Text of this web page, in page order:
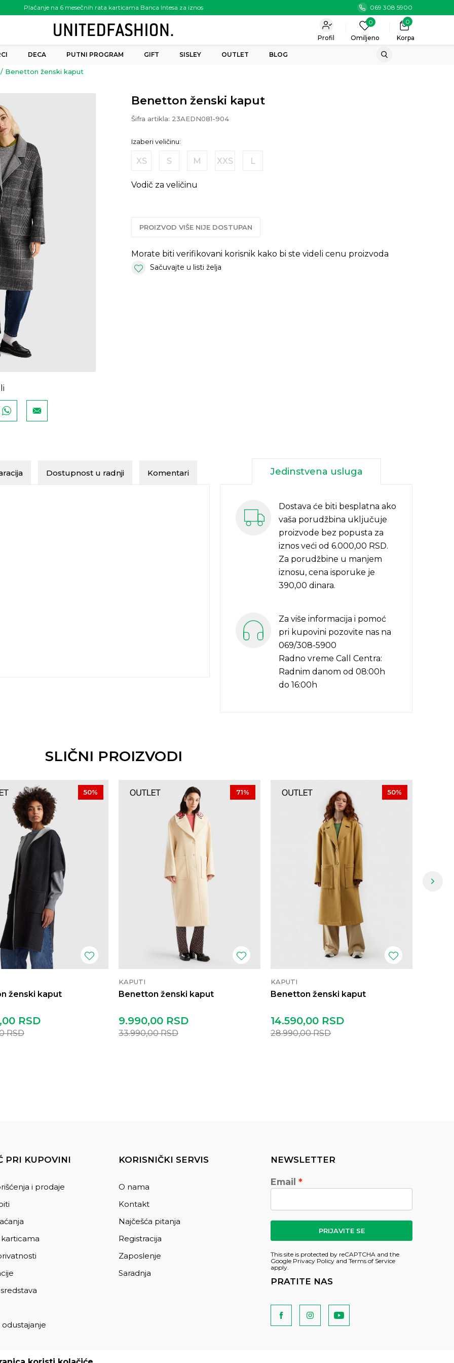
Plaćanje na 6 mesečnih rata karticama Banca Intesa za iznos
preko 6.000.00 rsd
069 308 5900
Korpa
0
0
Omiljeno
Profil
DECA PUTNI PROGRAM GIFT SISLEY OUTLET BLOG
Benetton ženski kaput
Benetton ženski kaput
Šifra artikla: 23AEDN081-904
Izaberi veličinu:
XS S M XXS L
Vodič za veličinu
PROIZVOD VIŠE NIJE DOSTUPAN
Morate biti verifikovani korisnik kako bi ste videli cenu proizvoda
Sačuvajte u listi želja
Dostupnost u radnji Komentari Jedinstvena usluga
Dostava će biti besplatna ako
vaša porudžbina uključuje
proizvode bez popusta za
iznos veći od 6.000,00 RSD.
Za porudžbine u manjem
iznosu, cena isporuke je
390,00 dinara.
Za više informacija i pomoć
pri kupovini pozovite nas na
069/308-5900
Radno vreme Call Centra:
Radnim danom od 08:00h
do 16:00h
SLIČNI PROIZVODI
50%
ženski kaput
RSD
RSD
71%
KAPUTI
Benetton ženski kaput
9.990,00 RSD
33.990,00RSD
50%
KAPUTI
Benetton ženski kaput
14.590,00 RSD
28.990,00RSD
PRI KUPOVINI
i prodaje
odustajanje
KORISNIČKI SERVIS
O nama
Kontakt
Najčešća pitanja
Registracija
Zaposlenje
Saradnja
NEWSLETTER
Email
PRIJAVITE SE
This site is protected by reCAPTCHA and the
Google Privacy Policy and Terms of Service
apply.
PRATITE NAS